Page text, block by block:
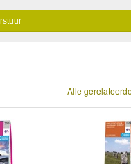
Alle